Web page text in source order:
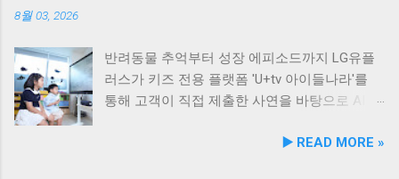
업의 결실이다. 호수공원 내 급경사지로 활용도
가 낮았던 1만 1,000㎡ 부지를 재해석하여 조성
되었으며, 2025년 12월 착공 후 2026년 5월 준공
운 특화 시설이 들어섰다. 반려견 물놀이 공간 (3
년 2월 최종 등록이 완료됐다. 발명자로는 김성
욱, 이기오, 김정민, 하정헌 연구진이 참여했으
며, 비앤비엘의 자체 R&D 역량과 단국대학교 식
산학 공동 성과물이다. 반려동물의 착색된 눈물
8월 03, 2026
반려동물 추억부터 성장 에피소드까지 LG유플
러스가 키즈 전용 플랫폼 'U+tv 아이들나라'를
통해 고객이 직접 제출한 사연을 바탕으로 AI 동
아이가 동화 주인공'을 개최한다. 이번 시도는
▶️ READ MORE »